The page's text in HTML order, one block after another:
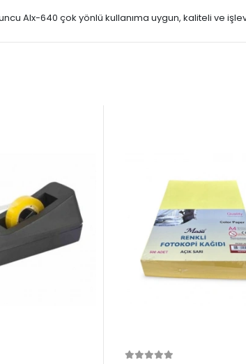
Alx-640 çok yönlü kullanıma uygun, kaliteli ve